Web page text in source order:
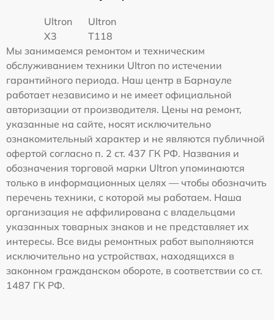
Ultron
X3
Ultron
T118
Мы занимаемся ремонтом и техническим
обслуживанием техники Ultron по истечении
гарантийного периода. Наш центр в Барнауле
работает независимо и не имеет официальной
авторизации от производителя. Цены на ремонт,
указанные на сайте, носят исключительно
ознакомительный характер и не являются публичной
офертой согласно п. 2 ст. 437 ГК РФ. Названия и
обозначения торговой марки Ultron упоминаются
только в информационных целях — чтобы обозначить
перечень техники, с которой мы работаем. Наша
организация не аффилирована с владельцами
указанных товарных знаков и не представляет их
интересы. Все виды ремонтных работ выполняются
исключительно на устройствах, находящихся в
законном гражданском обороте, в соответствии со ст.
1487 ГК РФ.